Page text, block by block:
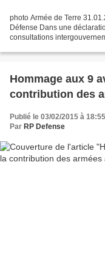
photo Armée de Terre
Défense Dans une
consultations
Hommage aux 9
contribution des
Publié le 03/02/2015 à 18:55
Par RP Defense